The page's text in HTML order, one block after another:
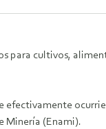
para cultivos,
Minería (Enami).